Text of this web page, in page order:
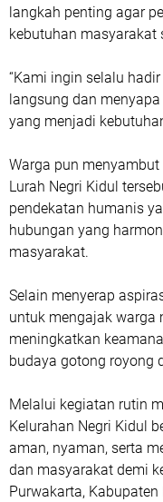
langkah penting agar
kebutuhan masyarakat
“Kami ingin selalu
langsung dan
yang menjadi
Warga pun
Lurah Negri Kidul
pendekatan humanis
hubungan yang
masyarakat.
Selain menyerap
untuk mengajak warga
meningkatkan
budaya gotong royong
Melalui kegiatan rutin
Kelurahan Negri Kidul
aman, nyaman, serta
dan masyarakat demi
Purwakarta, Kabupaten